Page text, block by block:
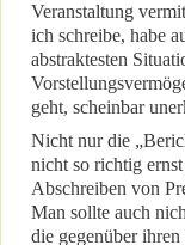
Veranstaltung
ich schreibe, habe
abstraktesten
geht, scheinbar
Nicht nur die
nicht so richtig
Abschreiben von
Man sollte auch
die gegenüber